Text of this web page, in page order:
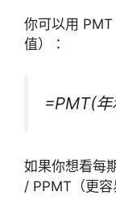
你可以用
值）：
=PMT(
如果你想看每
/ PPMT（更容